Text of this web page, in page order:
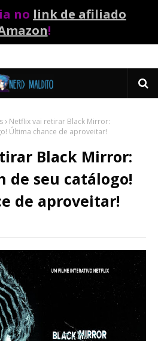
no link de afiliado
!
Netflix vai retirar Black Mirror:
Última chance de aproveitar!
Black Mirror:
de seu catálogo!
de aproveitar!